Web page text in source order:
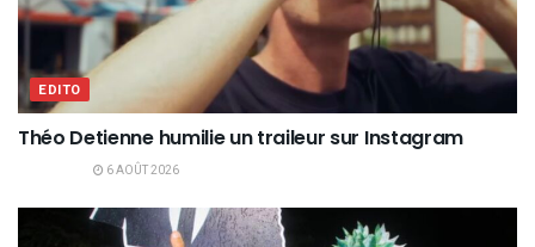
EDITO
Théo Detienne humilie un traileur sur Instagram
6 AOÛT 2026